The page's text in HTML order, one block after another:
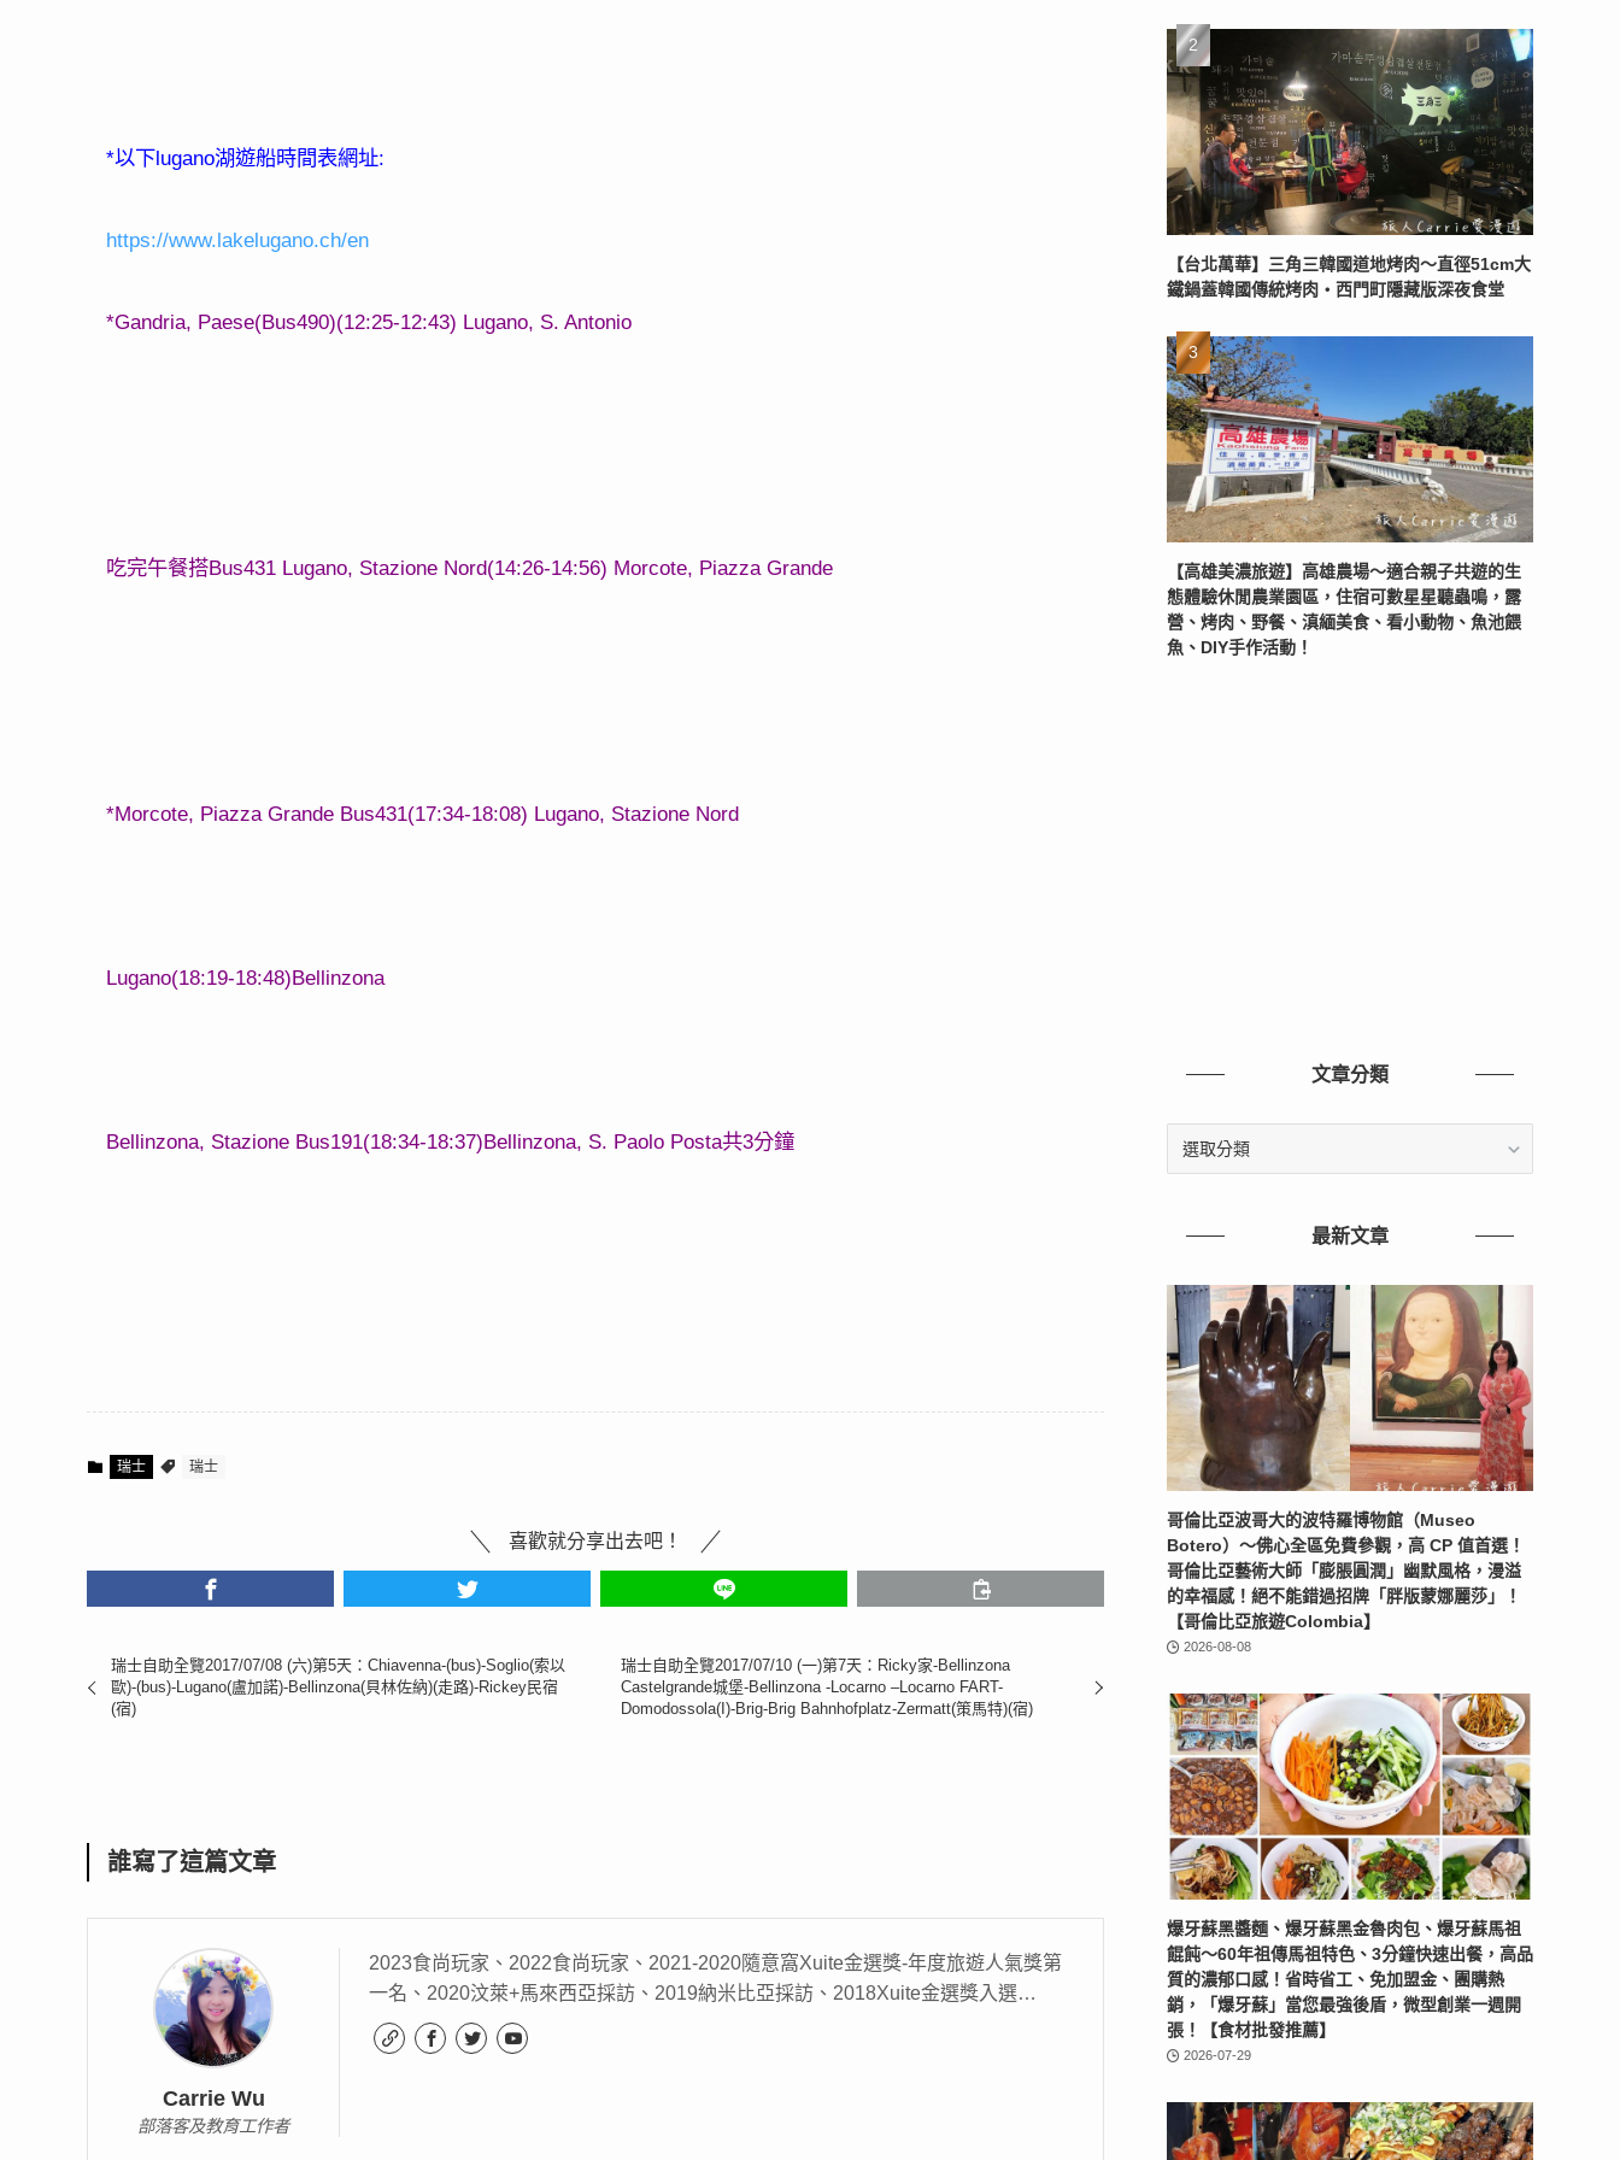
*以下lugano湖遊船時間表網址:
https://www.lakelugano.ch/en
*Gandria, Paese(Bus490)(12:25-12:43) Lugano, S. Antonio
吃完午餐搭Bus431 Lugano, Stazione Nord(14:26-14:56) Morcote, Piazza Grande
*Morcote, Piazza Grande Bus431(17:34-18:08) Lugano, Stazione Nord
Lugano(18:19-18:48)Bellinzona
Bellinzona, Stazione Bus191(18:34-18:37)Bellinzona, S. Paolo Posta共3分鐘
瑞士 瑞士
喜歡就分享出去吧！
瑞士自助全覽2017/07/08 (六)第5天：Chiavenna-(bus)-Soglio(索以
歐)-(bus)-Lugano(盧加諾)-Bellinzona(貝林佐納)(走路)-Rickey民宿
(宿)
瑞士自助全覽2017/07/10 (一)第7天：Ricky家-Bellinzona
Castelgrande城堡-Bellinzona -Locarno –Locarno FART-
Domodossola(I)-Brig-Brig Bahnhofplatz-Zermatt(策馬特)(宿)
誰寫了這篇文章
Carrie Wu
部落客及教育工作者
2023食尚玩家、2022食尚玩家、2021-2020隨意窩Xuite金選獎-年度旅遊人氣獎第
一名、2020汶萊+馬來西亞採訪、2019納米比亞採訪、2018Xuite金選獎入選…
【台北萬華】三角三韓國道地烤肉～直徑51cm大
鐵鍋蓋韓國傳統烤肉‧西門町隱藏版深夜食堂
【高雄美濃旅遊】高雄農場〜適合親子共遊的生
態體驗休閒農業園區，住宿可數星星聽蟲鳴，露
營、烤肉、野餐、滇緬美食、看小動物、魚池餵
魚、DIY手作活動！
文章分類
最新文章
哥倫比亞波哥大的波特羅博物館（Museo
Botero）～佛心全區免費參觀，高 CP 值首選！
哥倫比亞藝術大師「膨脹圓潤」幽默風格，漫溢
的幸福感！絕不能錯過招牌「胖版蒙娜麗莎」！
【哥倫比亞旅遊Colombia】
2026-08-08
爆牙蘇黑醬麵、爆牙蘇黑金魯肉包、爆牙蘇馬祖
餛飩～60年祖傳馬祖特色、3分鐘快速出餐，高品
質的濃郁口感！省時省工、免加盟金、團購熱
銷，「爆牙蘇」當您最強後盾，微型創業一週開
張！【食材批發推薦】
2026-07-29